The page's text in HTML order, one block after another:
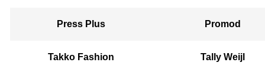
Press Plus Promod
Takko Fashion Tally Weijl